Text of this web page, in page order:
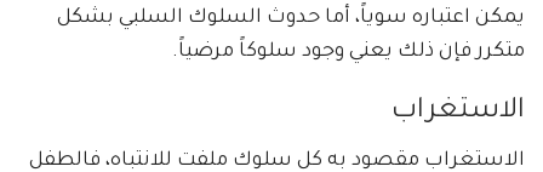
يمكن اعتباره سوياً، أما حدوث السلوك السلبي بشكل
متكرر فإن ذلك يعني وجود سلوكاً مرضياً.
الاستغراب
الاستغراب مقصود به كل سلوك ملفت للانتباه، فالطفل